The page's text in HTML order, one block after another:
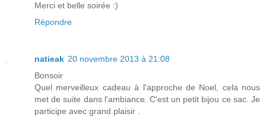
Merci et belle soirée :)
Répondre
natieak 20 novembre 2013 à 21:08
Bonsoir
Quel merveilleux cadeau à l'approche de Noel, cela nous
met de suite dans l'ambiance. C'est un petit bijou ce sac. Je
participe avec grand plaisir .